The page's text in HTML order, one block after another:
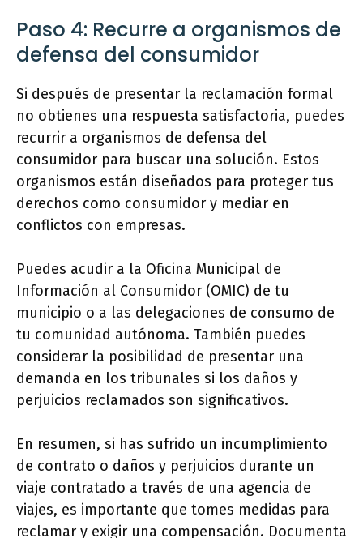
Paso 4: Recurre a organismos de
defensa del consumidor
Si después de presentar la reclamación formal
no obtienes una respuesta satisfactoria, puedes
recurrir a organismos de defensa del
consumidor para buscar una solución. Estos
organismos están diseñados para proteger tus
derechos como consumidor y mediar en
conflictos con empresas.
Puedes acudir a la Oficina Municipal de
Información al Consumidor (OMIC) de tu
municipio o a las delegaciones de consumo de
tu comunidad autónoma. También puedes
considerar la posibilidad de presentar una
demanda en los tribunales si los daños y
perjuicios reclamados son significativos.
En resumen, si has sufrido un incumplimiento
de contrato o daños y perjuicios durante un
viaje contratado a través de una agencia de
viajes, es importante que tomes medidas para
reclamar y exigir una compensación. Documenta